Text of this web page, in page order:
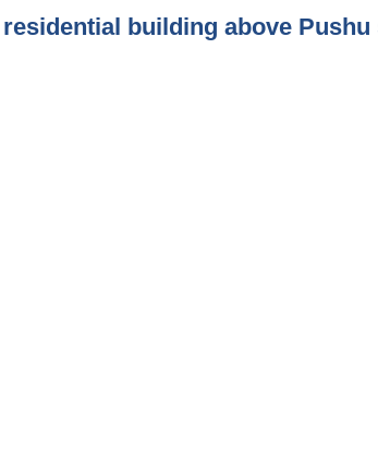
building above Pushu